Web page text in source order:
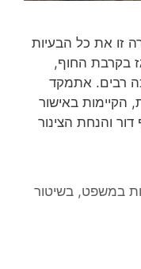
זו את כל הבעיות
בקרבת החוף,
רבים. אתמקד
הקיימות באישור
והנחת הצינור
במשפט, בשיטור